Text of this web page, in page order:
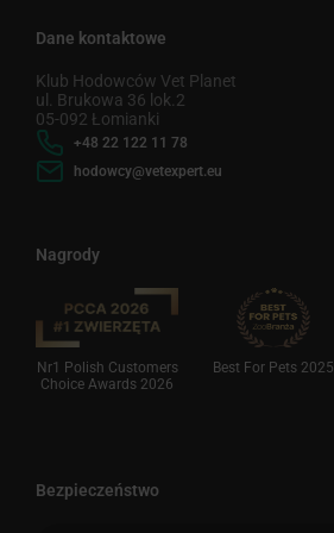
Dane kontaktowe
Klub Hodowców Vet Planet
ul. Brukowa 36 lok.2
05-092 Łomianki
+48 22 122 11 78
hodowcy@vetexpert.eu
Nagrody
Nr1 Polish Customers
Choice Awards 2026
Best For Pets 2025
Bezpieczeństwo